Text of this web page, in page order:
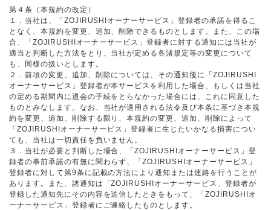
第４条（本規約の改定）
１．当社は、「ZOJIRUSHIオーナーサービス」登録者の承諾を得るこ
となく、本規約を変更、追加、削除できるものとします。また、この場
合、「ZOJIRUSHIオーナーサービス」登録者に対する通知には当社が
適当と判断した方法をとり、当社が定める各諸規定等の変更について
も、同様の扱いとします。
２．前項の変更、追加、削除については、その通知後に「ZOJIRUSHI
オーナーサービス」登録者が本サービスを利用した場合、もしくは当社
の定める期間内に退会の手続をとらなかった場合には、これに同意した
ものとみなします。なお、当社が適用される法令及び本条に基づき本規
約を変更、追加、削除する限り、本規約の変更、追加、削除によって
「ZOJIRUSHIオーナーサービス」登録者に生じたいかなる損害につい
ても、当社は一切責任を負いません。
３．当社が必要と判断した場合、「ZOJIRUSHIオーナーサービス」登
録者の事前承諾の有無に関わらず、「ZOJIRUSHIオーナーサービス」
登録者に対して第9条に記載の方法により通知または連絡を行うことが
あります。また、諸通知は「ZOJIRUSHIオーナーサービス」登録者が
登録した通知先にその内容を送信したときをもって、「ZOJIRUSHIオ
ーナーサービス」登録者にご連絡したものとします。